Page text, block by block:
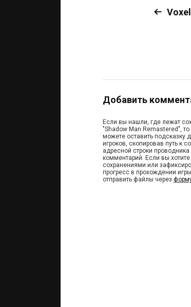
Добавить
Если вы нашли, где лежат
"Shadow Man Remastered",
можете оставить подсказку
игроков, скопировав путь к
адресной строки проводника
комментарий. Если вы
сохранениями или
прогресс в прохождении
отправить файлы через